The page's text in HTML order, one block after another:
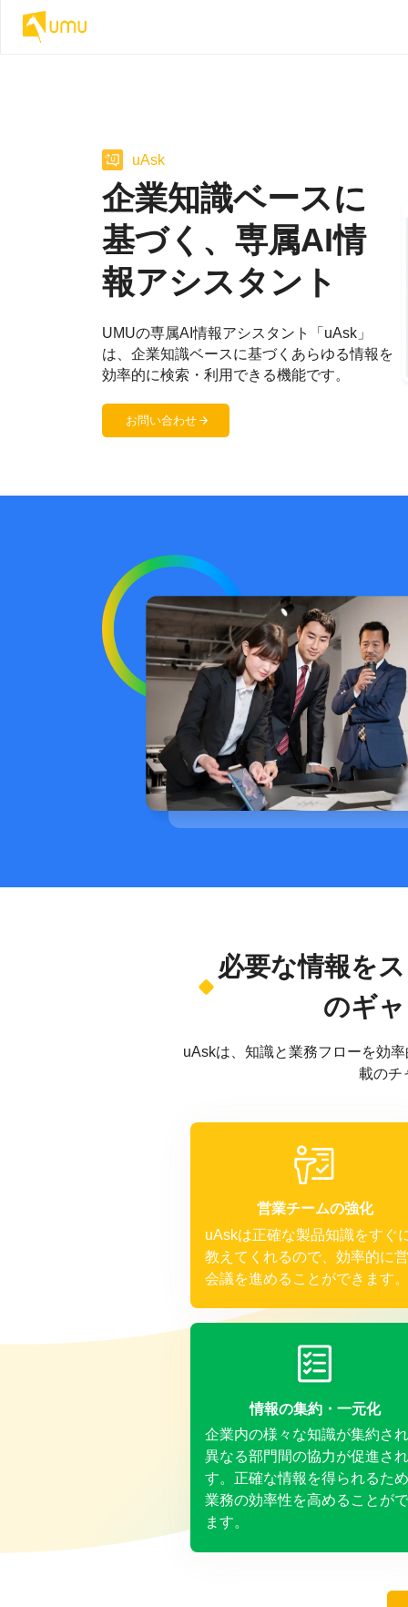
uAsk
企業知識ベースに
基づく、専属AI情
報アシスタント
UMUの専属AI情報アシスタント「uAsk」
は、企業知識ベースに基づくあらゆる情報を
効率的に検索・利用できる機能です。
お問い合わせ
必要な情報を
のギ
uAskは、知識と業務フローを効
載のチ
営業チームの強化
uAskは正確な製品知識をすぐ
教えてくれるので、効率的に
会議を進めることができます。
情報の集約・一元化
企業内の様々な知識が集約さ
異なる部門間の協力が促進さ
す。正確な情報を得られるた
業務の効率性を高めることが
ます。